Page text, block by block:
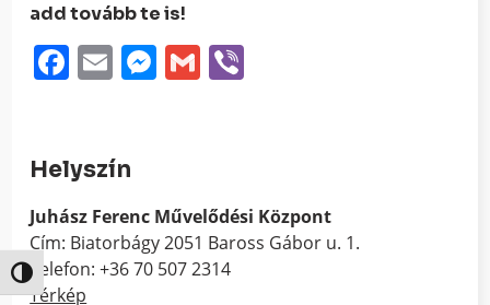
Nagy kontraszt váltása
add tovább te is!
Facebook
EmailMessenger
Gmail
Helyszín
Juhász Ferenc Művelődési Központ
Cím: Biatorbágy 2051 Baross Gábor u. 1.
Telefon: +36 70 507 2314
Térkép